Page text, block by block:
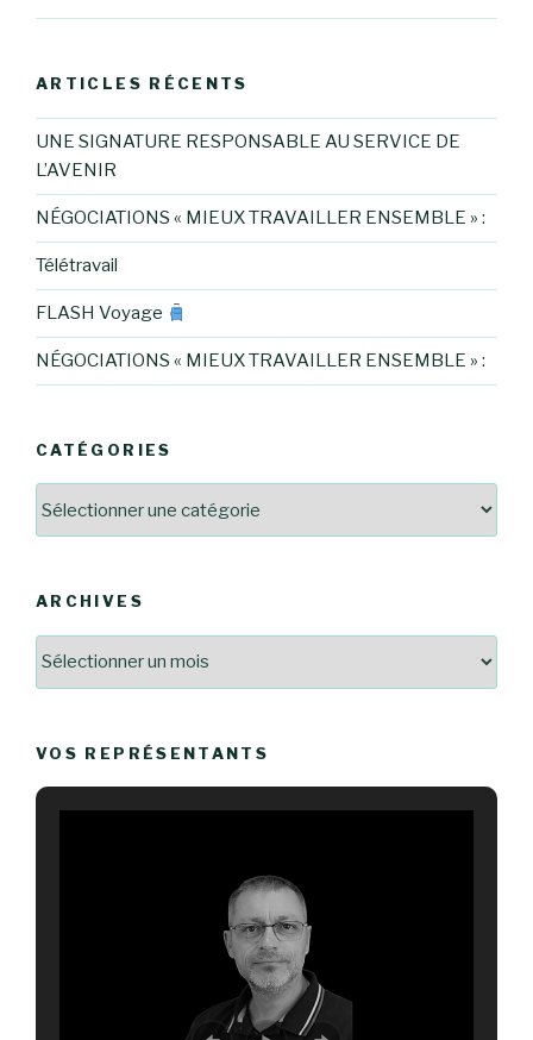
ARTICLES RÉCENTS
UNE SIGNATURE RESPONSABLE AU SERVICE DE
L’AVENIR
NÉGOCIATIONS « MIEUX TRAVAILLER ENSEMBLE » :
Télétravail
FLASH Voyage
NÉGOCIATIONS « MIEUX TRAVAILLER ENSEMBLE » :
CATÉGORIES
ARCHIVES
VOS REPRÉSENTANTS